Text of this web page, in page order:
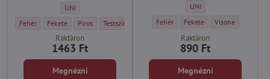
Hálós zokni csipkével AKEMI 20 DEN BasBleu - Méret:
UNI
Hálós zokni csipkével AKEMI 20 DEN BasBleu - Szín:
Fehér Hálós zokni csipkével AKEMI 20 DEN BasBleu - Szín:
Fekete Hálós zokni csipkével AKEMI 20 DEN BasBleu - Szín:
Piros Hálós zokni csipkével AKEMI 20 DEN BasBleu - Szín:
Testszínű
Raktáron
1463 Ft
Megnézni
trendeknek.
Hálós zokni NELLA Lores -
UNI
Hálós zokni NELLA Lores - Szín:
Fehér Hálós zokni NELLA Lores -
Fekete Hálós zokni
Visone
Raktáron
890 Ft
Megnézni